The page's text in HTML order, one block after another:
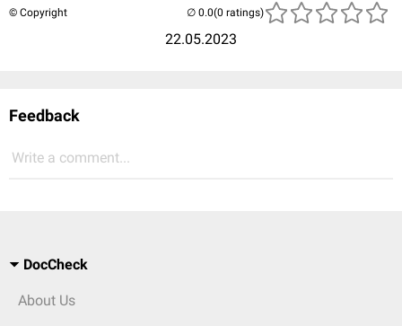
© Copyright
22.05.2023
(0 ratings)
Feedback
Write a comment...
DocCheck
About Us